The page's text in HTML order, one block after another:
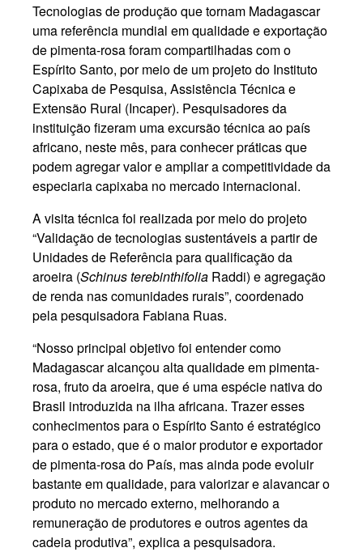
Tecnologias de produção que tornam Madagascar
uma referência mundial em qualidade e exportação
de pimenta-rosa foram compartilhadas com o
Espírito Santo, por meio de um projeto do Instituto
Capixaba de Pesquisa, Assistência Técnica e
Extensão Rural (Incaper). Pesquisadores da
instituição fizeram uma excursão técnica ao país
africano, neste mês, para conhecer práticas que
podem agregar valor e ampliar a competitividade da
especiaria capixaba no mercado internacional.
A visita técnica foi realizada por meio do projeto
“Validação de tecnologias sustentáveis a partir de
Unidades de Referência para qualificação da
aroeira (Schinus terebinthifolia Raddi) e agregação
de renda nas comunidades rurais”, coordenado
pela pesquisadora Fabiana Ruas.
“Nosso principal objetivo foi entender como
Madagascar alcançou alta qualidade em pimenta-
rosa, fruto da aroeira, que é uma espécie nativa do
Brasil introduzida na ilha africana. Trazer esses
conhecimentos para o Espírito Santo é estratégico
para o estado, que é o maior produtor e exportador
de pimenta-rosa do País, mas ainda pode evoluir
bastante em qualidade, para valorizar e alavancar o
produto no mercado externo, melhorando a
remuneração de produtores e outros agentes da
cadeia produtiva”, explica a pesquisadora.